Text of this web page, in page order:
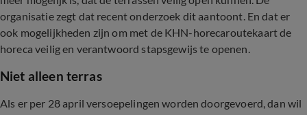
organisatie zegt dat recent onderzoek dit aantoont. En dat er
ook mogelijkheden zijn om met de KHN-horecaroutekaart de
horeca veilig en verantwoord stapsgewijs te openen.
Niet alleen terras
Als er per 28 april versoepelingen worden doorgevoerd, dan wil